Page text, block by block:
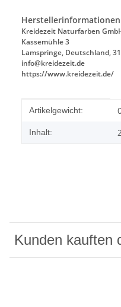
Kreidezeit Naturfarben
Kassemühle 3
Lamspringe, Deutschland,
info@kreidezeit.de
https://www.kreidezeit.de/
Produkteigenschaft
Wert
Artikelgewicht:
Inhalt:
Kunden kauften